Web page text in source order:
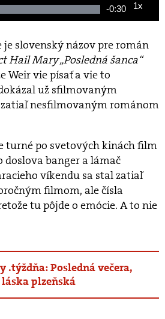
100.00%
Remaining
-0:30 1x
slovenský názov pre román
Hail Mary „Posledná šanca“
Weir vie písať a vie to
už sfilmovaným
nesfilmovaným románom
turné po svetových kinách film
doslova banger a lámač
víkendu sa stal zatiaľ
filmom, ale čísla
tu pôjde o emócie. A to nie
.týždňa: Posledná večera,
plzeňská